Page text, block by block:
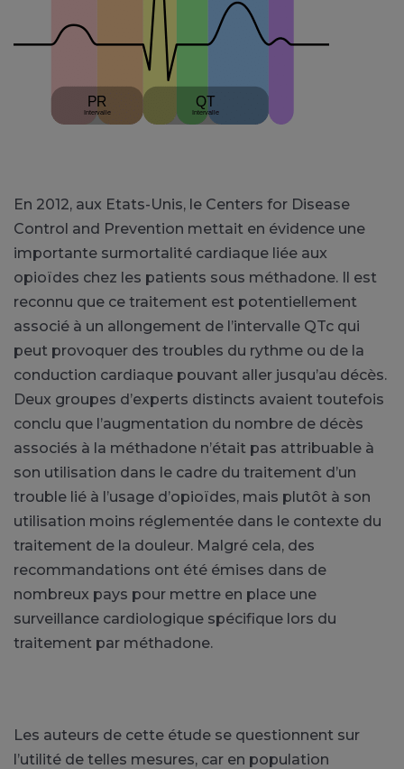
En 2012, aux Etats-Unis, le Centers for Disease
Control and Prevention mettait en évidence une
importante surmortalité cardiaque liée aux
opioïdes chez les patients sous méthadone. Il est
reconnu que ce traitement est potentiellement
associé à un allongement de l’intervalle QTc qui
peut provoquer des troubles du rythme ou de la
conduction cardiaque pouvant aller jusqu’au décès.
Deux groupes d’experts distincts avaient toutefois
conclu que l’augmentation du nombre de décès
associés à la méthadone n’était pas attribuable à
son utilisation dans le cadre du traitement d’un
trouble lié à l’usage d’opioïdes, mais plutôt à son
utilisation moins réglementée dans le contexte du
traitement de la douleur. Malgré cela, des
recommandations ont été émises dans de
nombreux pays pour mettre en place une
surveillance cardiologique spécifique lors du
traitement par méthadone.
Les auteurs de cette étude se questionnent sur
l’utilité de telles mesures, car en population